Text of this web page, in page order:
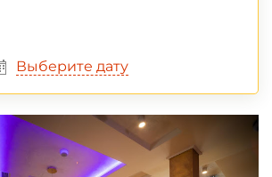
Выберите дату